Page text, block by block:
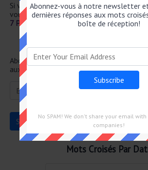
Si vous avez déjà résolu cet indice de
vous recherchez le poste principal,
7 Petits Mots 23 Juin 2026
Abonnez-vous ci-dessous et recevez les
aux mots croisés directement dans votre
Mots Croisés Par
Abonnez-vous à notre newsletter
dernières réponses aux mots
boîte de réception!
No SPAM! We don't share your email
companies!